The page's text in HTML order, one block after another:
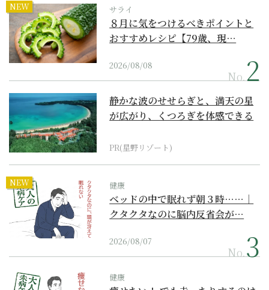
NEW サライ
８月に気をつけるべきポイントと
おすすめレシピ【79歳、現…
2026/08/08
No.
静かな波のせせらぎと、満天の星
が広がり、くつろぎを体感できる
PR(星野リゾート)
NEW 健康
ベッドの中で眠れず朝３時……｜
クタクタなのに脳内反省会が…
2026/08/07
No.
健康